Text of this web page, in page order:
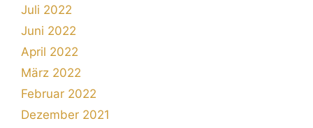
Juli 2022
Juni 2022
April 2022
März 2022
Februar 2022
Dezember 2021